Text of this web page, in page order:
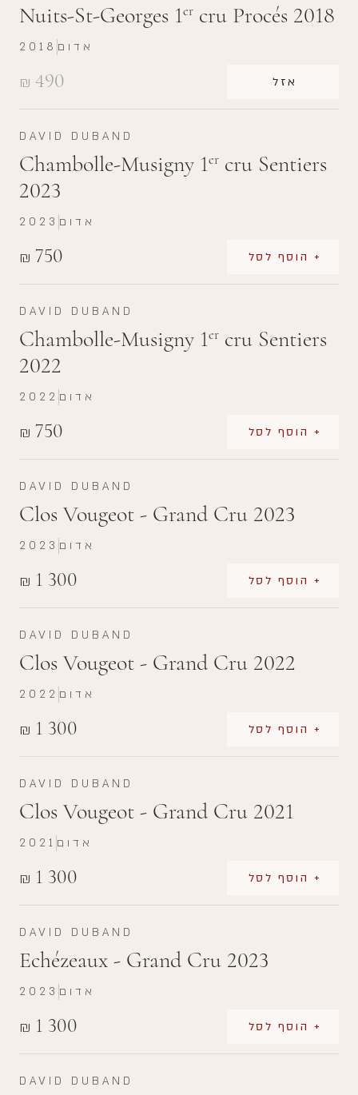
Nuits-St-Georges 1er cru Procés 2018
₪ 490 אזל
2018 אדום
DAVID DUBAND
Chambolle-Musigny 1er cru Sentiers
2023
₪ 750 + הוסף לסל
2023 אדום
DAVID DUBAND
Chambolle-Musigny 1er cru Sentiers
2022
₪ 750 + הוסף לסל
2022 אדום
DAVID DUBAND
Clos Vougeot - Grand Cru 2023
₪ 1 300 + הוסף לסל
2023 אדום
DAVID DUBAND
Clos Vougeot - Grand Cru 2022
₪ 1 300 + הוסף לסל
2022 אדום
DAVID DUBAND
Clos Vougeot - Grand Cru 2021
₪ 1 300 + הוסף לסל
2021 אדום
DAVID DUBAND
Echézeaux - Grand Cru 2023
₪ 1 300 + הוסף לסל
2023 אדום
DAVID DUBAND